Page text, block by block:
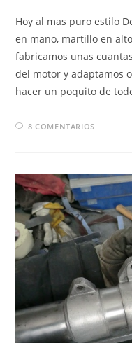
Hoy al mas puro estilo
en mano, martillo en
fabricamos unas
del motor y adaptamos
hacer un poquito de
8 COMENTARIOS